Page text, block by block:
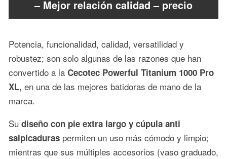
– Mejor relación calidad – precio
Potencia, funcionalidad, calidad, versatilidad y
robustez; son solo algunas de las razones que han
convertido a la Cecotec Powerful Titanium 1000 Pro
XL, en una de las mejores batidoras de mano de la
marca.
Su diseño con pie extra largo y cúpula anti
salpicaduras permiten un uso más cómodo y limpio;
mientras que sus múltiples accesorios (vaso graduado,